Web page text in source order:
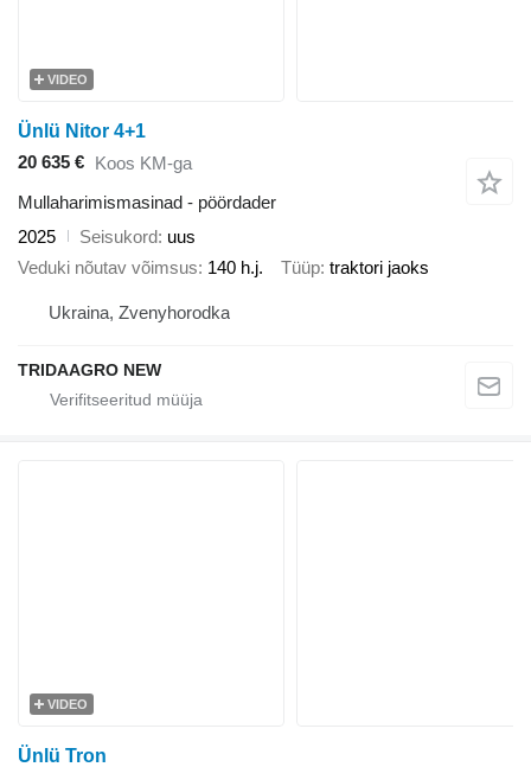
VIDEO
Ünlü Nitor 4+1
20 635 € Koos KM-ga
Mullaharimismasinad - pöördader
2025
Seisukord uus
Veduki nõutav võimsus 140 h.j. Tüüp traktori jaoks
Ukraina, Zvenyhorodka
TRIDAAGRO NEW
VIDEO
Ünlü Tron